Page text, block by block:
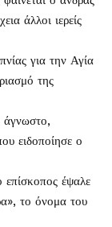
άλλοι ιερείς
για την Αγία
της
άγνωστο,
ειδοποίησε ο
επίσκοπος έψαλε
το όνομα του